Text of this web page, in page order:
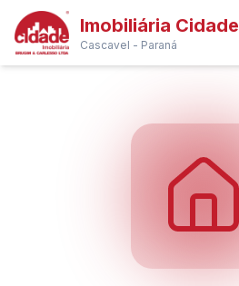
Imobiliária Cidade
Cascavel - Paraná